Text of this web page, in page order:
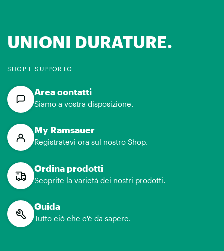
UNIONI DURATURE.
SHOP E SUPPORTO
Area contatti
Siamo a vostra disposizione.
My Ramsauer
Registratevi ora sul nostro Shop.
Ordina prodotti
Scoprite la varietà dei nostri prodotti.
Guida
Tutto ciò che c'è da sapere.